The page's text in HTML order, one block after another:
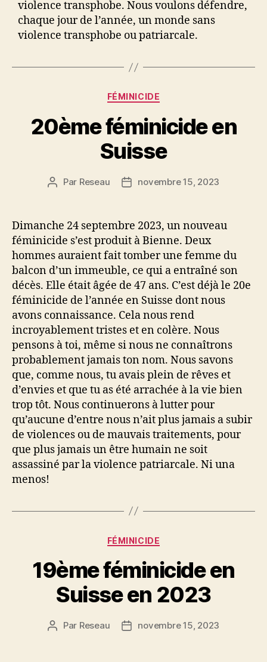
violence transphobe. Nous voulons défendre,
chaque jour de l’année, un monde sans
violence transphobe ou patriarcale.
Catégories
FÉMINICIDE
20ème féminicide en
Suisse
Auteur
Par Reseau
Datenovembre 15, 2023
Dimanche 24 septembre 2023, un nouveau
féminicide s’est produit à Bienne. Deux
hommes auraient fait tomber une femme du
balcon d’un immeuble, ce qui a entraîné son
décès. Elle était âgée de 47 ans. C’est déjà le 20e
féminicide de l’année en Suisse dont nous
avons connaissance. Cela nous rend
incroyablement tristes et en colère. Nous
pensons à toi, même si nous ne connaîtrons
probablement jamais ton nom. Nous savons
que, comme nous, tu avais plein de rêves et
d’envies et que tu as été arrachée à la vie bien
trop tôt. Nous continuerons à lutter pour
qu’aucune d’entre nous n’ait plus jamais a subir
de violences ou de mauvais traitements, pour
que plus jamais un être humain ne soit
assassiné par la violence patriarcale. Ni una
menos!
Catégories
FÉMINICIDE
19ème féminicide en
Suisse en 2023
Auteur
Par Reseau
Datenovembre 15, 2023